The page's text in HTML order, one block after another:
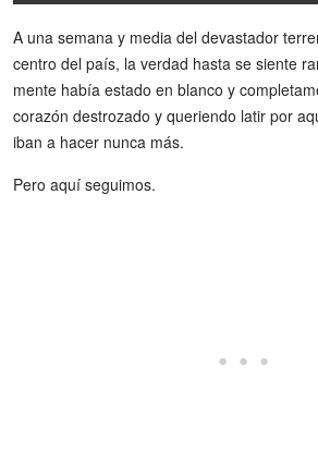
A una semana y media del devastador
centro del país, la verdad hasta se siente
mente había estado en blanco y
corazón destrozado y queriendo latir por
iban a hacer nunca más.
Pero aquí seguimos.